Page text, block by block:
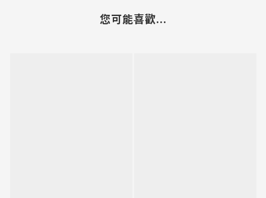
您可能喜歡...